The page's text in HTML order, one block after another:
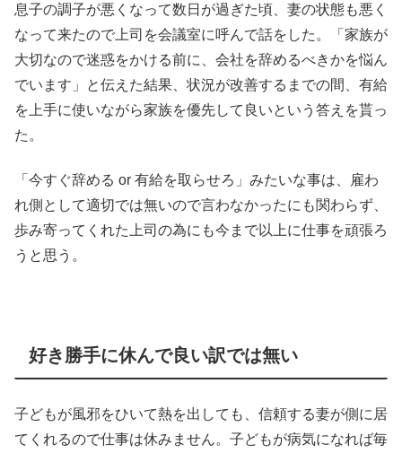
息子の調子が悪くなって数日が過ぎた頃、妻の状態も悪く
なって来たので上司を会議室に呼んで話をした。「家族が
大切なので迷惑をかける前に、会社を辞めるべきかを悩ん
でいます」と伝えた結果、状況が改善するまでの間、有給
を上手に使いながら家族を優先して良いという答えを貰っ
た。
「今すぐ辞める or 有給を取らせろ」みたいな事は、雇わ
れ側として適切では無いので言わなかったにも関わらず、
歩み寄ってくれた上司の為にも今まで以上に仕事を頑張ろ
うと思う。
好き勝手に休んで良い訳では無い
子どもが風邪をひいて熱を出しても、信頼する妻が側に居
てくれるので仕事は休みません。子どもが病気になれば毎